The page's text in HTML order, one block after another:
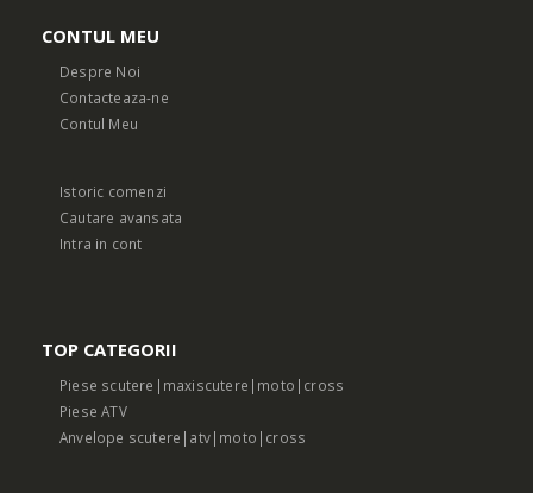
CONTUL MEU
Despre Noi
Contacteaza-ne
Contul Meu
Istoric comenzi
Cautare avansata
Intra in cont
TOP CATEGORII
Piese scutere|maxiscutere|moto|cross
Piese ATV
Anvelope scutere|atv|moto|cross